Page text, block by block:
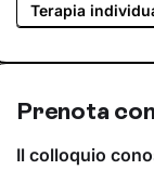
Terapia
Prenota
Il colloquio